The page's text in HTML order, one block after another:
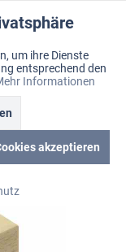
Warenkorb
Konto
Natur
Aktiv
Inaktiv
Inaktiv
Inaktiv
um ihre Dienste
entsprechend den
Informationen
akzeptieren